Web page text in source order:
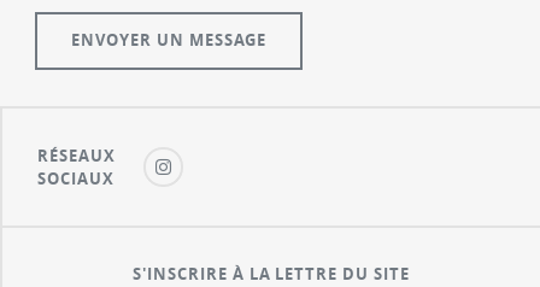
RÉSEAUX
SOCIAUX
S'INSCRIRE À LA LETTRE DU SITE